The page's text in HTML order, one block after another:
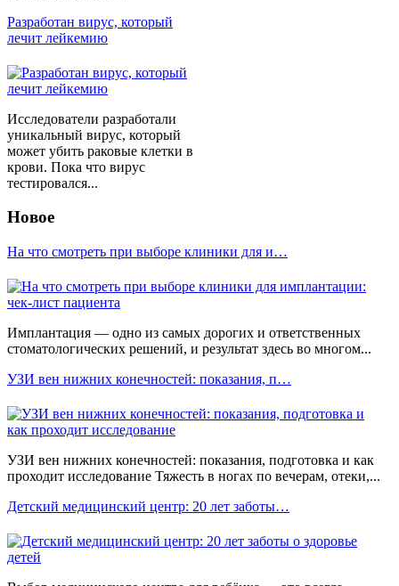
Разработан вирус, который
лечит лейкемию
Исследователи разработали
уникальный вирус, который
может убить раковые клетки в
крови. Пока что вирус
тестировался...
Новое
На что смотреть при выборе клиники для и…
Имплантация — одно из самых дорогих и ответственных
стоматологических решений, и результат здесь во многом...
УЗИ вен нижних конечностей: показания, п…
УЗИ вен нижних конечностей: показания, подготовка и как
проходит исследование Тяжесть в ногах по вечерам, отеки,...
Детский медицинский центр: 20 лет заботы…